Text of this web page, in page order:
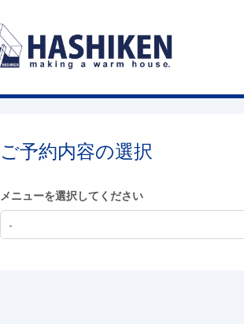
ご予約内容の選択
メニューを選択してください
-